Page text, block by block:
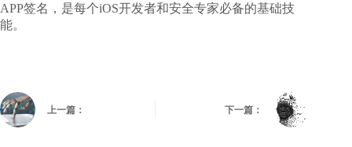
APP签名，是每个iOS开发者和安全专家必备的基础技
能。
上一篇： 下一篇：